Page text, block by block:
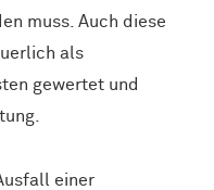
muss. Auch diese
als
gewertet und
einer